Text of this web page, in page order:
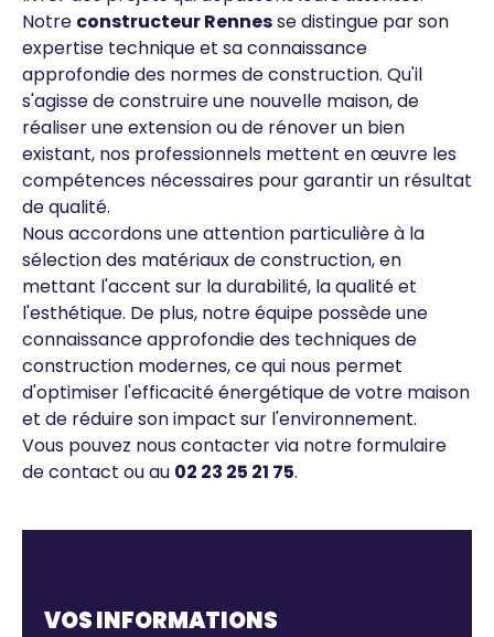
Notre constructeur Rennesse distingue par son
expertise technique et sa connaissance
approfondie des normes de construction. Qu'il
s'agisse de construire une nouvelle maison, de
réaliser une extension ou de rénover un bien
existant, nos professionnels mettent en œuvre les
compétences nécessaires pour garantir un résultat
de qualité.
Nous accordons une attention particulière à la
sélection des matériaux de construction, en
mettant l'accent sur la durabilité, la qualité et
l'esthétique. De plus, notre équipe possède une
connaissance approfondie des techniques de
construction modernes, ce qui nous permet
d'optimiser l'efficacité énergétique de votre maison
et de réduire son impact sur l'environnement.
Vous pouvez nous contacter via notre formulaire
de contact ou au 02 23 25 21 75.
VOS INFORMATIONS